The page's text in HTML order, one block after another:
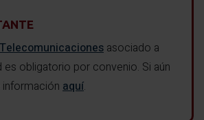
asociado a
es obligatorio por convenio. Si aún
aquí.